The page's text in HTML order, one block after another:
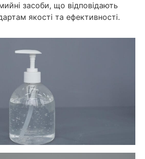
засоби, що відповідають
якості та ефективності.